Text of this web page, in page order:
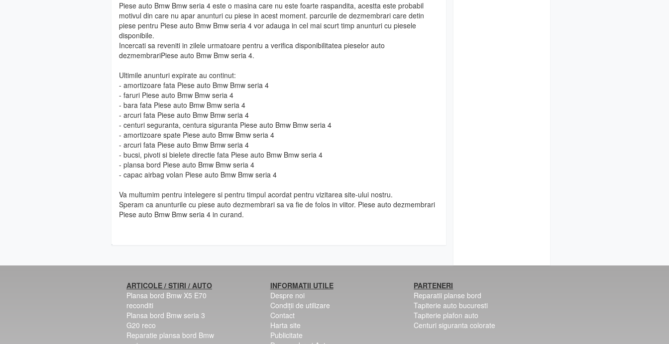
Piese auto Bmw Bmw seria 4 este o masina care nu este foarte raspandita, acestta este probabil
motivul din care nu apar anunturi cu piese in acest moment. parcurile de dezmembrari care detin
piese pentru Piese auto Bmw Bmw seria 4 vor adauga in cel mai scurt timp anunturi cu piesele
disponibile.
Incercati sa reveniti in zilele urmatoare pentru a verifica disponibilitatea pieselor auto
dezmembrariPiese auto Bmw Bmw seria 4.
Ultimile anunturi expirate au continut:
- amortizoare fata Piese auto Bmw Bmw seria 4
- faruri Piese auto Bmw Bmw seria 4
- bara fata Piese auto Bmw Bmw seria 4
- arcuri fata Piese auto Bmw Bmw seria 4
- centuri seguranta, centura siguranta Piese auto Bmw Bmw seria 4
- amortizoare spate Piese auto Bmw Bmw seria 4
- arcuri fata Piese auto Bmw Bmw seria 4
- bucsi, pivoti si bielete directie fata Piese auto Bmw Bmw seria 4
- plansa bord Piese auto Bmw Bmw seria 4
- capac airbag volan Piese auto Bmw Bmw seria 4
Va multumim pentru intelegere si pentru timpul acordat pentru vizitarea site-ului nostru.
Speram ca anunturile cu piese auto dezmembrari sa va fie de folos in viitor. Piese auto dezmembrari
Piese auto Bmw Bmw seria 4 in curand.
ARTICOLE / STIRI / AUTO
Plansa bord Bmw X5 E70
reconditi
Plansa bord Bmw seria 3
G20 reco
Reparatie plansa bord Bmw
INFORMATII UTILE
Despre noi
Condiții de utilizare
Contact
Harta site
Publicitate
PARTENERI
Reparatii planse bord
Tapiterie auto bucuresti
Tapiterie plafon auto
Centuri siguranta colorate